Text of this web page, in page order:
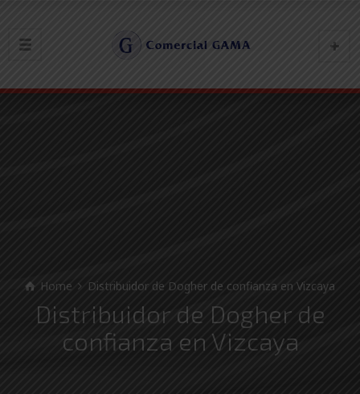
Home Distribuidor de Dogher de confianza en Vizcaya
Distribuidor de Dogher de
confianza en Vizcaya